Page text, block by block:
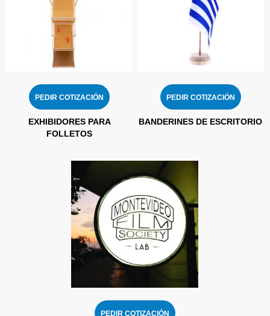
PEDIR COTIZACIÓN
EXHIBIDORES PARA
FOLLETOS
PEDIR COTIZACIÓN
BANDERINES DE ESCRITORIO
PEDIR COTIZACIÓN